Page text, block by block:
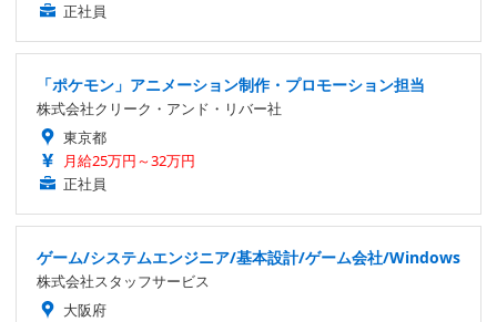
正社員
「ポケモン」アニメーション制作・プロモーション担当
株式会社クリーク・アンド・リバー社
東京都
月給25万円～32万円
正社員
ゲーム/システムエンジニア/基本設計/ゲーム会社/Windows
株式会社スタッフサービス
大阪府